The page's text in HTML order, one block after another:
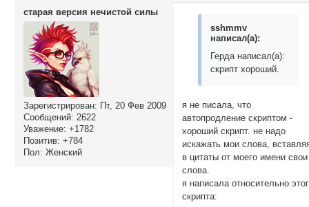
старая версия нечистой силы
Зарегистрирован: Пт, 20 Фев 2009
Сообщений: 2622
Уважение: +1782
Позитив: +784
Пол: Женский
sshmmv
написал(а):
Герда написал(а):
скрипт хороший.
я не писала, что
автопродление скриптом -
хороший скрипт. не надо
искажать мои слова,
в цитаты от моего имени свои
слова.
я написала относительно
скрипта: